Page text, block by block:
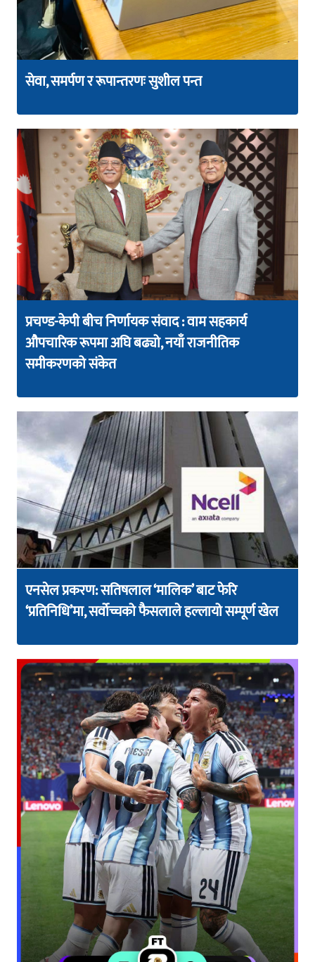
सेवा, समर्पण र रूपान्तरणः सुशील पन्त
प्रचण्ड-केपी बीच निर्णायक संवाद : वाम सहकार्य
औपचारिक रूपमा अघि बढ्यो, नयाँ राजनीतिक
समीकरणको संकेत
एनसेल प्रकरण: सतिषलाल ‘मालिक’ बाट फेरि
‘प्रतिनिधि’मा, सर्वोच्चको फैसलाले हल्लायो सम्पूर्ण खेल